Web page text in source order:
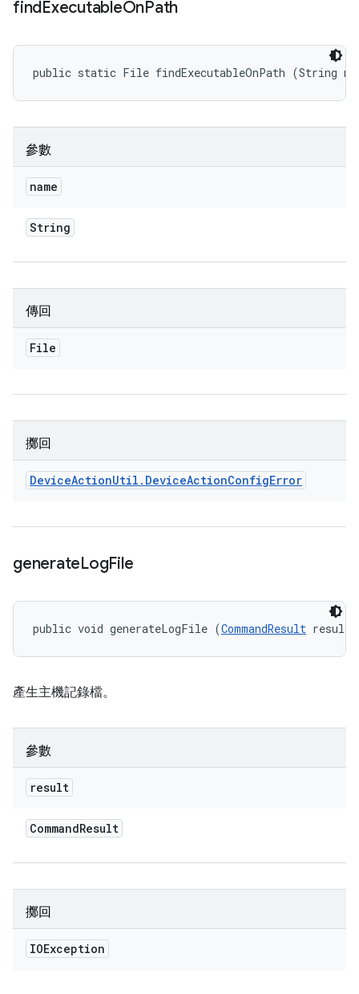
findExecutableOnPath
public static File findExecutableOnPath (String
參數
name
String
傳回
File
擲回
DeviceActionUtil . DeviceActionConfigError
generateLogFile
public void generateLogFile (CommandResult result)
產生主機記錄檔。
參數
result
CommandResult
擲回
IOException